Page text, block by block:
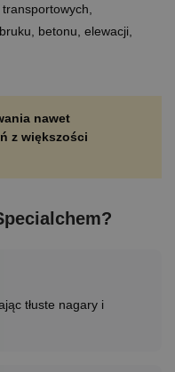
betonu, elewacji,
nawet
z większości
tłuste nagary i